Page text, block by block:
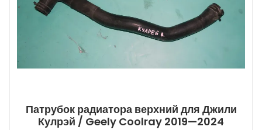
Патрубок радиатора верхний для Джили
Кулрэй / Geely Coolray 2019—2024